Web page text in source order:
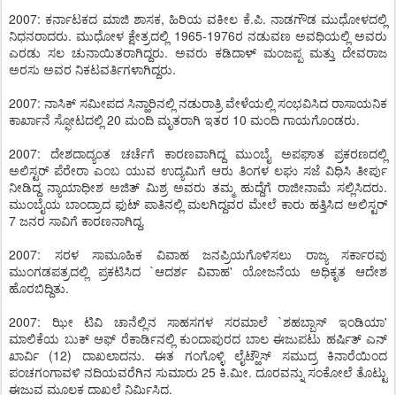
2007: ಕರ್ನಾಟಕದ ಮಾಜಿ ಶಾಸಕ, ಹಿರಿಯ ವಕೀಲ ಕೆ.ಪಿ. ನಾಡಗೌಡ ಮುಧೋಳದಲ್ಲಿ
ನಿಧನರಾದರು. ಮುಧೋಳ ಕ್ಷೇತ್ರದಲ್ಲಿ 1965-1976ರ ನಡುವಣ ಅವಧಿಯಲ್ಲಿ ಅವರು
ಎರಡು ಸಲ ಚುನಾಯಿತರಾಗಿದ್ದರು. ಅವರು ಕಡಿದಾಳ್ ಮಂಜಪ್ಪ ಮತ್ತು ದೇವರಾಜ
ಅರಸು ಅವರ ನಿಕಟವರ್ತಿಗಳಾಗಿದ್ದರು.
2007: ನಾಸಿಕ್ ಸಮೀಪದ ಸಿನ್ಹಾರಿನಲ್ಲಿ ನಡುರಾತ್ರಿ ವೇಳೆಯಲ್ಲಿ ಸಂಭವಿಸಿದ ರಾಸಾಯನಿಕ
ಕಾರ್ಖಾನೆ ಸ್ಫೋಟದಲ್ಲಿ 20 ಮಂದಿ ಮೃತರಾಗಿ ಇತರ 10 ಮಂದಿ ಗಾಯಗೊಂಡರು.
2007: ದೇಶದಾದ್ಯಂತ ಚರ್ಚೆಗೆ ಕಾರಣವಾಗಿದ್ದ ಮುಂಬೈ ಅಪಘಾತ ಪ್ರಕರಣದಲ್ಲಿ
ಅಲಿಸ್ಟರ್ ಪೆರೇರಾ ಎಂಬ ಯುವ ಉದ್ಯಮಿಗೆ ಆರು ತಿಂಗಳ ಲಘು ಸಜೆ ವಿಧಿಸಿ ತೀರ್ಪು
ನೀಡಿದ್ದ ನ್ಯಾಯಾಧೀಶ ಅಜಿತ್ ಮಿಶ್ರ ಅವರು ತಮ್ಮ ಹುದ್ದೆಗೆ ರಾಜೀನಾಮೆ ಸಲ್ಲಿಸಿದರು.
ಮುಂಬೈಯ ಬಾಂದ್ರಾದ ಫುಟ್ ಪಾತಿನಲ್ಲಿ ಮಲಗಿದ್ದವರ ಮೇಲೆ ಕಾರು ಹತ್ತಿಸಿದ ಅಲಿಸ್ಟರ್
7 ಜನರ ಸಾವಿಗೆ ಕಾರಣನಾಗಿದ್ದ.
2007: ಸರಳ ಸಾಮೂಹಿಕ ವಿವಾಹ ಜನಪ್ರಿಯಗೊಳಿಸಲು ರಾಜ್ಯ ಸರ್ಕಾರವು
ಮುಂಗಡಪತ್ರದಲ್ಲಿ ಪ್ರಕಟಿಸಿದ `ಆದರ್ಶ ವಿವಾಹ' ಯೋಜನೆಯ ಅಧಿಕೃತ ಆದೇಶ
ಹೊರಬಿದ್ದಿತು.
2007: ಝೀ ಟಿವಿ ಚಾನೆಲ್ಲಿನ ಸಾಹಸಗಳ ಸರಮಾಲೆ `ಶಹಬ್ಬಾಸ್ ಇಂಡಿಯಾ'
ಮಾಲಿಕೆಯ ಬುಕ್ ಆಫ್ ರೆಕಾರ್ಡಿನಲ್ಲಿ ಕುಂದಾಪುರದ ಬಾಲ ಈಜುಪಟು ಹರ್ಷಿತ್ ಎನ್
ಖಾರ್ವಿ (12) ದಾಖಲಾದನು. ಈತ ಗಂಗೊಳ್ಳಿ ಲೈಟ್ಹೌಸ್ ಸಮುದ್ರ ಕಿನಾರೆಯಿಂದ
ಪಂಚಗಂಗಾವಳಿ ನದಿಯವರೆಗಿನ ಸುಮಾರು 25 ಕಿ.ಮೀ. ದೂರವನ್ನು ಸಂಕೋಲೆ ತೊಟ್ಟು
ಈಜುವ ಮೂಲಕ ದಾಖಲೆ ನಿರ್ಮಿಸಿದ.